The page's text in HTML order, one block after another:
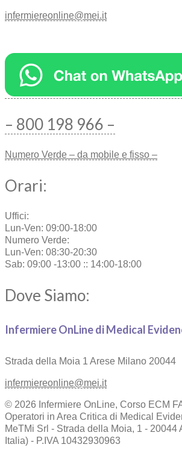
infermiereonline@mei.it
– 800 198 966 –
Numero Verde – da mobile e fisso –
Orari:
Uffici:
Lun-Ven: 09:00-18:00
Numero Verde:
Lun-Ven: 08:30-20:30
Sab: 09:00 -13:00 :: 14:00-18:00
Dove Siamo:
Infermiere OnLine di Medical
Strada della Moia 1 Arese Milano 20044
infermiereonline@mei.it
© 2026 Infermiere OnLine, Corso ECM
Operatori in Area Critica di Medical
MeTMi Srl - Strada della Moia, 1 - 20044
Italia) - P.IVA 10432930963